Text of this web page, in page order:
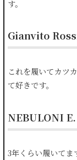
す。
Gianvito Rossi
これを履いてカツ
て好きです。
NEBULONI E.
3年くらい履いて